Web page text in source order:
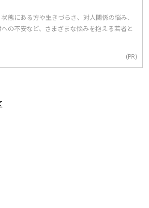
態にある方や生きづらさ、対人関係の悩み、
の不安など、さまざまな悩みを抱える若者と
(PR)